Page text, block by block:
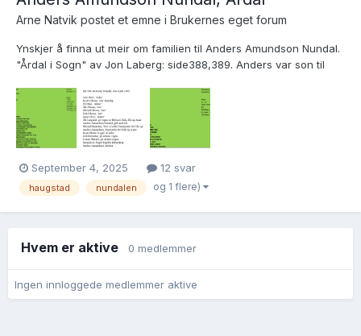
Arne Natvik postet et emne i Brukernes eget forum
Ynskjer å finna ut meir om familien til Anders Amundson Nundal.
"Årdal i Sogn" av Jon Laberg: side388,389. Anders var son til
Nundalen og i tillegg kjøpte han garden Torpen. Amund var gift
to gonger: Fyrst med NN Olsdotter...
September 4, 2025 12 svar
haugstad nundalen og 1 flere)
Hvem er aktive 0 medlemmer
Ingen innloggede medlemmer aktive